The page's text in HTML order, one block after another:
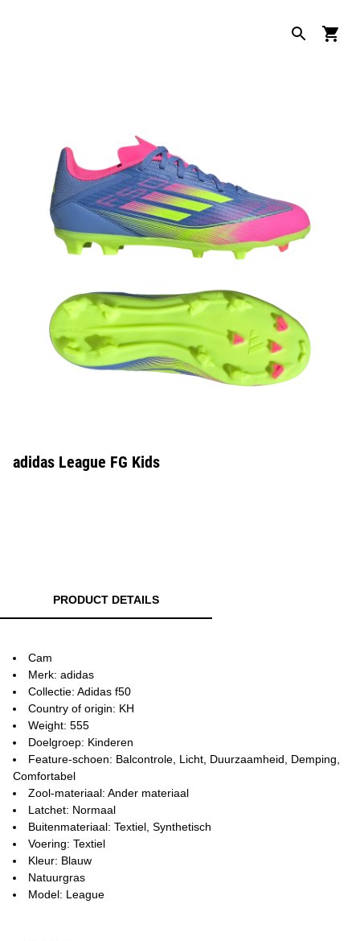
adidas League FG Kids
PRODUCT DETAILS
Cam
Merk: adidas
Collectie: Adidas f50
Country of origin: KH
Weight: 555
Doelgroep: Kinderen
Feature-schoen: Balcontrole, Licht, Duurzaamheid, Demping,
Comfortabel
Zool-materiaal: Ander materiaal
Latchet: Normaal
Buitenmateriaal: Textiel, Synthetisch
Voering: Textiel
Kleur: Blauw
Natuurgras
Model: League